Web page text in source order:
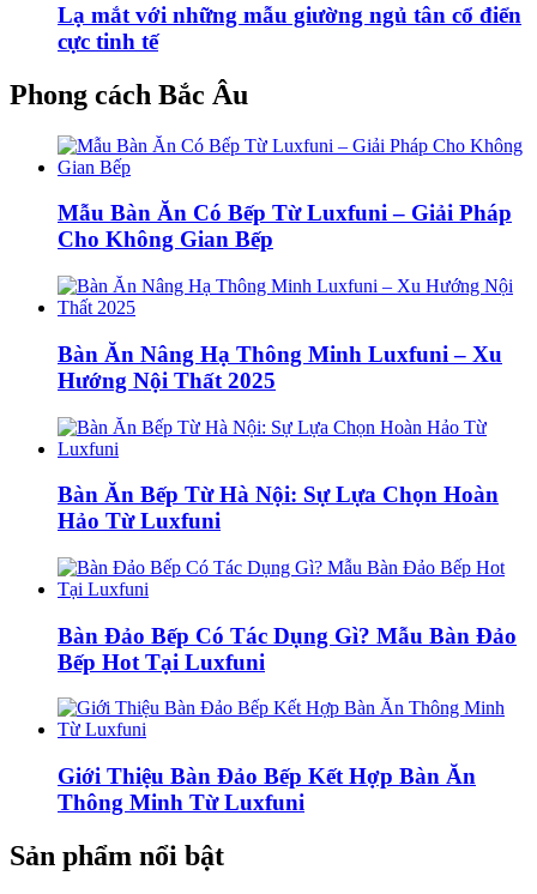
Lạ mắt với những mẫu giường ngủ tân cổ điển
cực tinh tế
Phong cách Bắc Âu
Mẫu Bàn Ăn Có Bếp Từ Luxfuni – Giải Pháp
Cho Không Gian Bếp
Bàn Ăn Nâng Hạ Thông Minh Luxfuni – Xu
Hướng Nội Thất 2025
Bàn Ăn Bếp Từ Hà Nội: Sự Lựa Chọn Hoàn
Hảo Từ Luxfuni
Bàn Đảo Bếp Có Tác Dụng Gì? Mẫu Bàn Đảo
Bếp Hot Tại Luxfuni
Giới Thiệu Bàn Đảo Bếp Kết Hợp Bàn Ăn
Thông Minh Từ Luxfuni
Sản phẩm nổi bật